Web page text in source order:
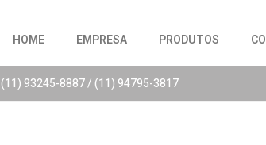
HOME EMPRESA PRODUTOS
(11) 93245-8887 / (11) 94795-3817